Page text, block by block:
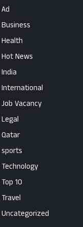
Ad
Business
Health
Hot News
India
International
Job Vacancy
Legal
Qatar
sports
Technology
Top 10
Travel
Uncategorized